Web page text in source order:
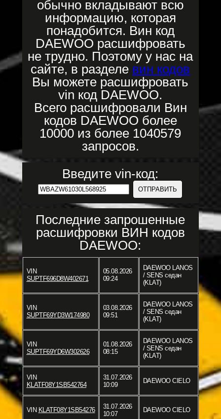
обычно вкладывают всю
информацию, которая
понадобится. Вин код
DAEWOO расшифровать
не трудно. Поэтому у нас на
сайте, в разделе вин кодов
Вы можете расшифровать
vin код DAEWOO.
Всего расшифровали Вин
кодов DAEWOO более
10000 из более 1040579
запросов.
Введите vin-код:
Последние запрошенные
расшифровки ВИН кодов
DAEWOO:
VIN
SUPTF696D8W402671
05.08.2026
09:24
DAEWOO LANOS
/ SENS седан
(KLAT)
VIN
SUPTF69YD3W174980
03.08.2026
09:51
DAEWOO LANOS
/ SENS седан
(KLAT)
VIN
SUPTF69YD6W302626
01.08.2026
08:15
DAEWOO LANOS
/ SENS седан
(KLAT)
VIN
KLATF08Y1SB542764
31.07.2026
10:09
DAEWOO CIELO
VIN KLATF08Y1SB54276
31.07.2026
10:07
DAEWOO CIELO